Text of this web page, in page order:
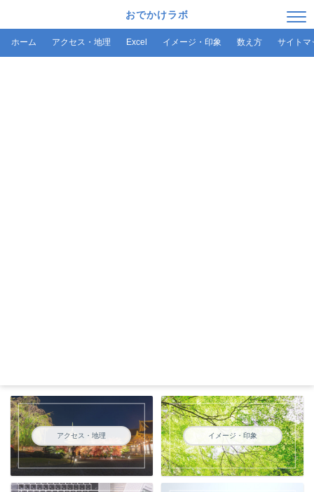
おでかけラボ
ホーム アクセス・地理 Excel イメージ・印象 数え方 サイトマ
アクセス・地理 イメージ・印象